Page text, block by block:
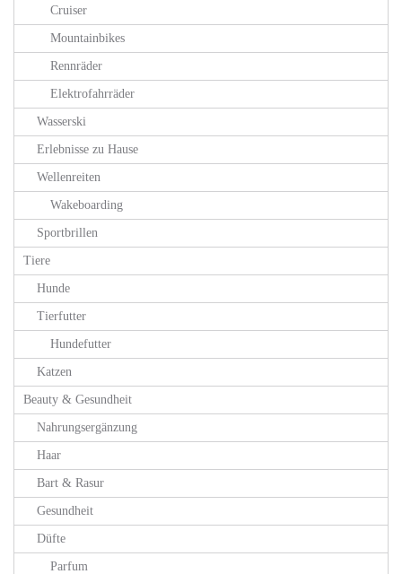
Cruiser
Mountainbikes
Rennräder
Elektrofahrräder
Wasserski
Erlebnisse zu Hause
Wellenreiten
Wakeboarding
Sportbrillen
Tiere
Hunde
Tierfutter
Hundefutter
Katzen
Beauty & Gesundheit
Nahrungsergänzung
Haar
Bart & Rasur
Gesundheit
Düfte
Parfum